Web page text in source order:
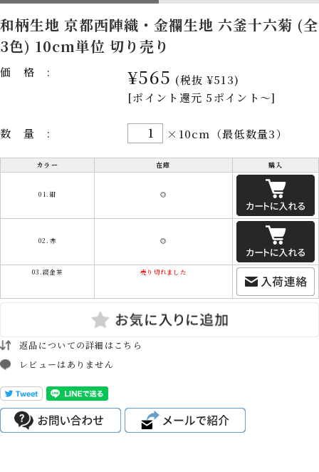
和柄生地 京都西陣織・金襴生地 六釜十六菊 (全
3色) 10cm単位 切り売り
価格: ¥565 (税抜 ¥513)
[ポイント還元 5ポイント～]
数量: ×10cm（最低数量3）
カラー 在庫 購入
01.紺 ◎
02.赤 ◎
03.綴金茶 売り切れました
返品についての詳細はこちら
レビューはありません